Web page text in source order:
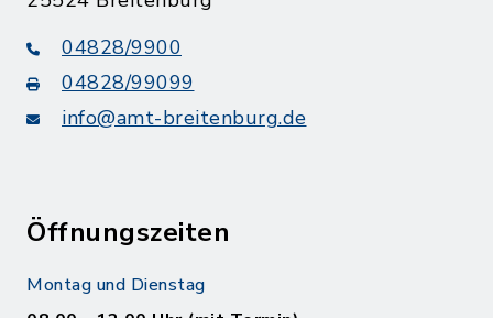
04828/9900
04828/99099
info@amt-breitenburg.de
Öffnungszeiten
Montag und Dienstag